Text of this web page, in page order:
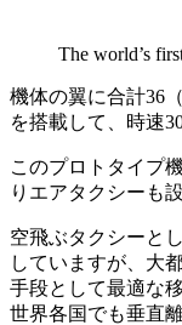
The world’s
機体の翼に合計36
を搭載して、時速
このプロトタイプ
りエアタクシーも
空飛ぶタクシーと
していますが、大
手段として最適な
世界各国でも垂直